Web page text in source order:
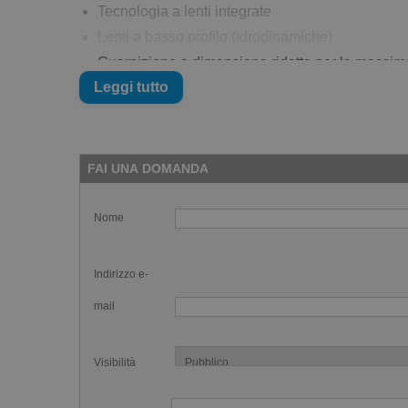
Tecnologia a lenti integrate
Guarnizione a dimensione ridotta per la
Tre ponti nasali diversi
Leggi tutto
FAI UNA DOMANDA
Nome
Indirizzo e-
mail
Visibilità